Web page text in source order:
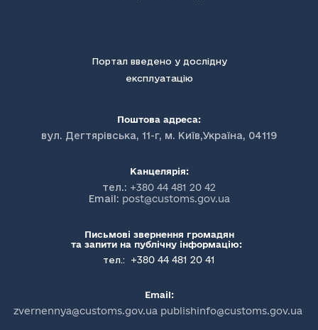
Портал введено у дослідну
експлуатацію
Поштова адреса:
вул. Дегтярівська, 11-г, м. Київ,Україна, 04119
Канцелярія:
тел.: +380 44 481 20 42
Email: post@customs.gov.ua
Письмові звернення громадян
та запити на публічну інформацію:
тел.:
+380 44 481 20 41
Email:
zvernennya@customs.gov.ua publishinfo@customs.gov.ua